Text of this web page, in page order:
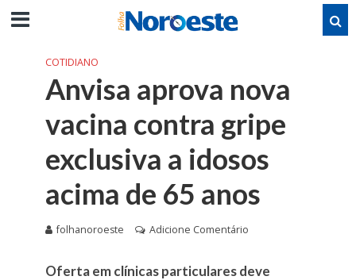
COTIDIANO
Anvisa aprova nova
vacina contra gripe
exclusiva a idosos
acima de 65 anos
folhanoroeste Adicione Comentário
Oferta em clínicas particulares deve